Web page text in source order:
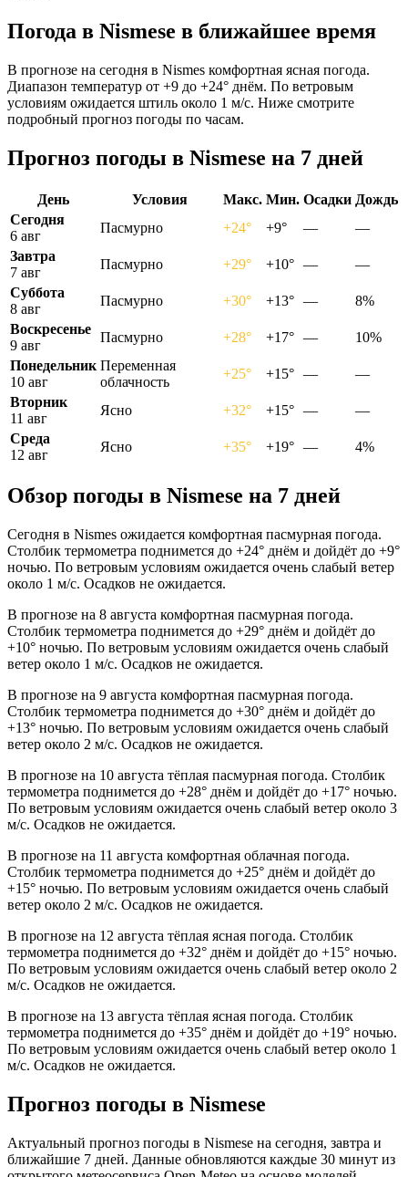
Погода в Nismesе в ближайшее время
В прогнозе на сегодня в Nismes комфортная ясная погода.
Диапазон температур от +9 до +24° днём. По ветровым
условиям ожидается штиль около 1 м/с. Ниже смотрите
подробный прогноз погоды по часам.
Прогноз погоды в Nismesе на 7 дней
День Условия Макс. Мин. Осадки Дождь
Сегодня
6 авг
Пасмурно +24° +9° —
—
Завтра
7 авг
Пасмурно +29° +10° —
—
Суббота
8 авг
Пасмурно +30° +13° —
8%
Воскресенье
9 авг
Пасмурно +28° +17° —
10%
Понедельник
10 авг
Переменная
облачность
+25° +15° —
—
Вторник
11 авг
Ясно +32° +15° —
—
Среда
12 авг
Ясно +35° +19° — 4%
Обзор погоды в Nismesе на 7 дней
Сегодня в Nismes ожидается комфортная пасмурная погода.
Столбик термометра поднимется до +24° днём и дойдёт до +9°
ночью. По ветровым условиям ожидается очень слабый ветер
около 1 м/с. Осадков не ожидается.
В прогнозе на 8 августа комфортная пасмурная погода.
Столбик термометра поднимется до +29° днём и дойдёт до
+10° ночью. По ветровым условиям ожидается очень слабый
ветер около 1 м/с. Осадков не ожидается.
В прогнозе на 9 августа комфортная пасмурная погода.
Столбик термометра поднимется до +30° днём и дойдёт до
+13° ночью. По ветровым условиям ожидается очень слабый
ветер около 2 м/с. Осадков не ожидается.
В прогнозе на 10 августа тёплая пасмурная погода. Столбик
термометра поднимется до +28° днём и дойдёт до +17° ночью.
По ветровым условиям ожидается очень слабый ветер около 3
м/с. Осадков не ожидается.
В прогнозе на 11 августа комфортная облачная погода.
Столбик термометра поднимется до +25° днём и дойдёт до
+15° ночью. По ветровым условиям ожидается очень слабый
ветер около 2 м/с. Осадков не ожидается.
В прогнозе на 12 августа тёплая ясная погода. Столбик
термометра поднимется до +32° днём и дойдёт до +15° ночью.
По ветровым условиям ожидается очень слабый ветер около 2
м/с. Осадков не ожидается.
В прогнозе на 13 августа тёплая ясная погода. Столбик
термометра поднимется до +35° днём и дойдёт до +19° ночью.
По ветровым условиям ожидается очень слабый ветер около 1
м/с. Осадков не ожидается.
Прогноз погоды в Nismesе
Актуальный прогноз погоды в Nismesе на сегодня, завтра и
ближайшие 7 дней. Данные обновляются каждые 30 минут из